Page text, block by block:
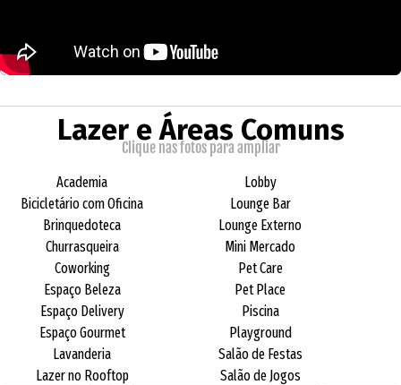
Lazer e Áreas Comuns
Clique nas fotos para ampliar
Academia
Bicicletário com Oficina
Brinquedoteca
Churrasqueira
Coworking
Espaço Beleza
Espaço Delivery
Espaço Gourmet
Lavanderia
Lazer no Rooftop
Lobby
Lounge Bar
Lounge Externo
Mini Mercado
Pet Care
Pet Place
Piscina
Playground
Salão de Festas
Salão de Jogos